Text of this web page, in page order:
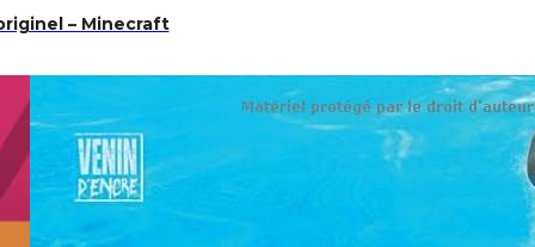
– Minecraft